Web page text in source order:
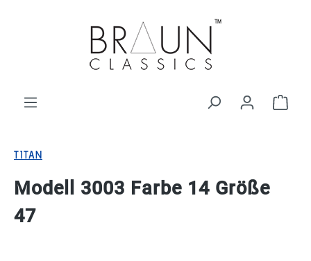
TITAN
Modell 3003 Farbe 14 Größe
47